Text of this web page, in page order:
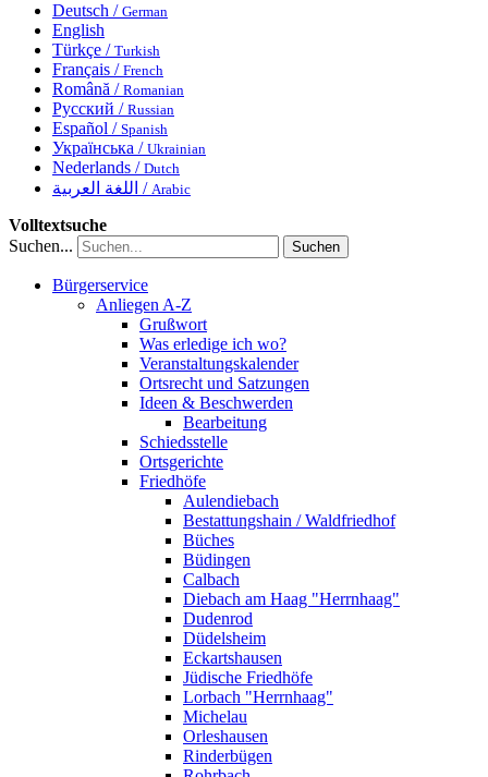
Deutsch / German
English
Türkçe / Turkish
Français / French
Română / Romanian
Русский / Russian
Español / Spanish
Українська / Ukrainian
Nederlands / Dutch
اللغة العربية / Arabic
Volltextsuche
Suchen...
Suchen
Bürgerservice
Anliegen A-Z
Grußwort
Was erledige ich wo?
Veranstaltungskalender
Ortsrecht und Satzungen
Ideen & Beschwerden
Bearbeitung
Schiedsstelle
Ortsgerichte
Friedhöfe
Aulendiebach
Bestattungshain / Waldfriedhof
Büches
Büdingen
Calbach
Diebach am Haag "Herrnhaag"
Dudenrod
Düdelsheim
Eckartshausen
Jüdische Friedhöfe
Lorbach "Herrnhaag"
Michelau
Orleshausen
Rinderbügen